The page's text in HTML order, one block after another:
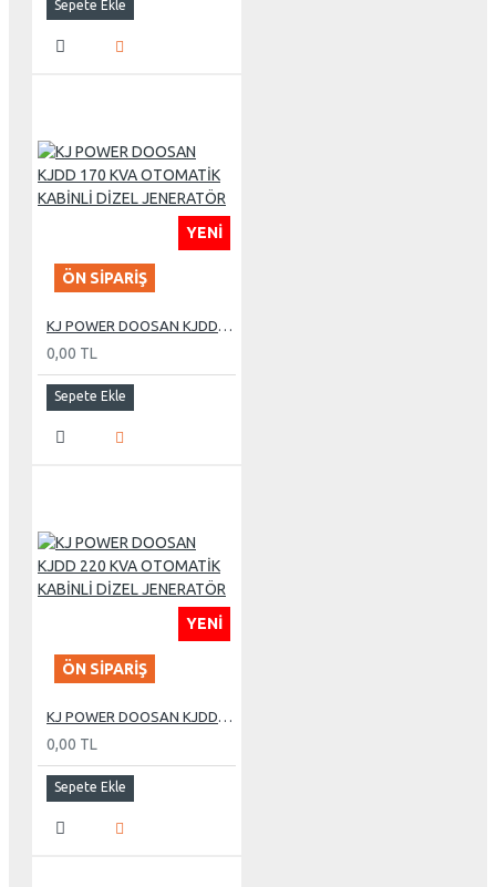
Sepete Ekle
YENI
ÖN SIPARIŞ
KJ POWER DOOSAN KJDD 170 KVA OTOMATİK KABİNLİ DİZEL JENERATÖR
0,00 TL
Sepete Ekle
YENI
ÖN SIPARIŞ
KJ POWER DOOSAN KJDD 220 KVA OTOMATİK KABİNLİ DİZEL JENERATÖR
0,00 TL
Sepete Ekle